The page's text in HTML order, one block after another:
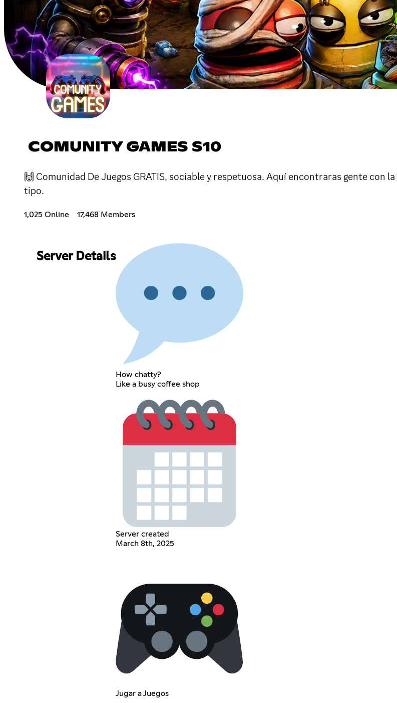
COMUNITY GAMES S10
🙌 Comunidad De Juegos GRATIS, sociable y respetuosa. Aquí encontraras gente con
tipo.
1,025 Online 17,468 Members
Server Details
How chatty?
Like a busy coffee shop
Server created
March 8th, 2025
Jugar a Juegos